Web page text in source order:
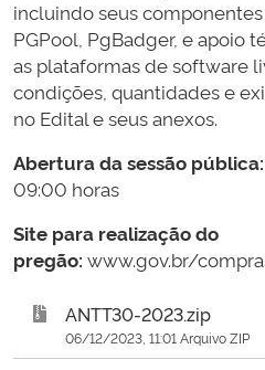
incluindo seus
PGPool, PgBadger, e apoio
as plataformas de software
condições, quantidades e
no Edital e seus anexos.
Abertura da sessão pública:
09:00 horas
Site para realização do
pregão: www.gov.br/
ANTT30-2023.zip
06/12/2023, 11:01 Arquivo ZIP